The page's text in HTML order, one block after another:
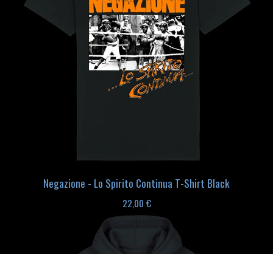
Negazione - Lo Spirito Continua T-Shirt Black
22,00 €